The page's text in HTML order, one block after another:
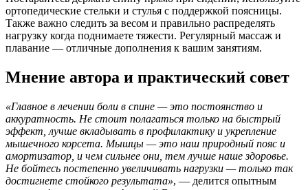
ортопедические стельки и стулья с поддержкой поясницы.
Также важно следить за весом и правильно распределять
нагрузку когда поднимаете тяжести. Регулярный массаж и
плавание — отличные дополнения к вашим занятиям.
Мнение автора и практический совет
«Главное в лечении боли в спине — это постоянство и
аккуратность. Не стоит полагаться только на быстрый
эффект, лучше вкладывать в профилактику и укрепление
мышечного корсета. Мышцы — это наш природный пояс и
амортизатор, и чем сильнее они, тем лучше наше здоровье.
Не бойтесь постепенно увеличивать нагрузки — только так
достигнете стойкого результата», — делится опытным